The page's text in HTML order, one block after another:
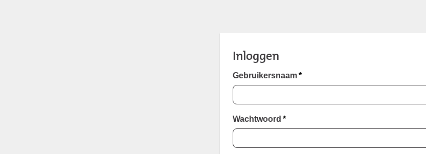
Inloggen
Gebruikersnaam *
Wachtwoord *